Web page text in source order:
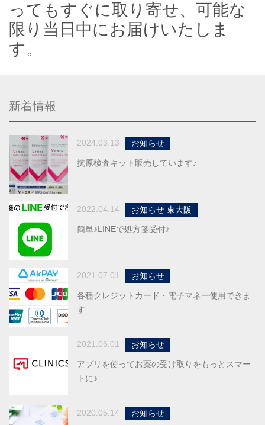
ってもすぐに取り寄せ、可能な
限り当日中にお届けいたしま
す。
新着情報
2024.03.13 お知らせ
抗原検査キット販売しています♪
2022.04.14 お知らせ 東大阪
簡単♪LINEで処方箋受付♪
2021.07.01 お知らせ
各種クレジットカード・電子マネー使用できま
す
2021.06.01 お知らせ
アプリを使ってお薬の受け取りをもっとスマー
トに♪
2020.05.14 お知らせ